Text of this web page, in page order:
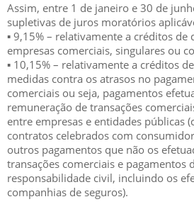
Assim, entre 1 de janeiro e 30 de
supletivas de juros moratórios
▪ 9,15% – relativamente a créditos de
empresas comerciais, singulares ou
▪ 10,15% – relativamente a créditos
medidas contra os atrasos no
comerciais ou seja, pagamentos
remuneração de transações
entre empresas e entidades públicas
contratos celebrados com
outros pagamentos que não os
transações comerciais e pagamentos
responsabilidade civil, incluindo os
companhias de seguros).